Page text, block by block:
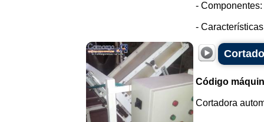
-
-
Código
Cortadora